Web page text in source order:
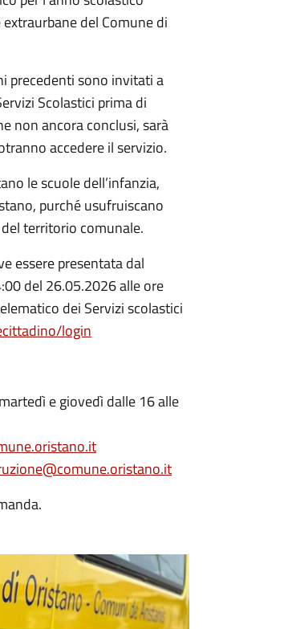
del Comune di
precedenti sono invitati a
Scolastici prima di
non ancora conclusi, sarà
accedere il servizio.
le scuole dell’infanzia,
purché usufruiscano
territorio comunale.
essere presentata dal
del 26.05.2026 alle ore
dei Servizi scolastici
login
e giovedì dalle 16 alle